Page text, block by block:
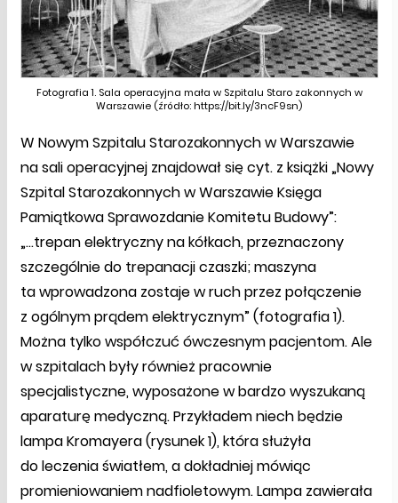
Fotografia 1. Sala operacyjna mała w Szpitalu Staro zakonnych w
Warszawie (źródło: https://bit.ly/3ncF9sn)
W Nowym Szpitalu Starozakonnych w Warszawie
na sali operacyjnej znajdował się cyt. z książki „Nowy
Szpital Starozakonnych w Warszawie Księga
Pamiątkowa Sprawozdanie Komitetu Budowy”:
„...trepan elektryczny na kółkach, przeznaczony
szczególnie do trepanacji czaszki; maszyna
ta wprowadzona zostaje w ruch przez połączenie
z ogólnym prądem elektrycznym” (fotografia 1).
Można tylko współczuć ówczesnym pacjentom. Ale
w szpitalach były również pracownie
specjalistyczne, wyposażone w bardzo wyszukaną
aparaturę medyczną. Przykładem niech będzie
lampa Kromayera (rysunek 1), która służyła
do leczenia światłem, a dokładniej mówiąc
promieniowaniem nadfioletowym. Lampa zawierała